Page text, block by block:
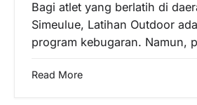
Bagi atlet yang berlatih di
Simeulue, Latihan Outdoor
program kebugaran. Namun,
Read More